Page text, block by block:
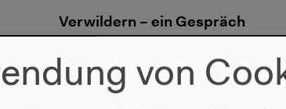
Verwildern – ein Gespräch
von